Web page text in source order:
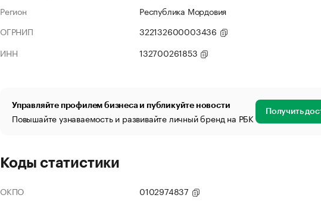
Регион
Республика Мордовия
ОГРНИП
322132600003436
ИНН
132700261853
Управляйте профилем бизнеса и публикуйте новости
Повышайте узнаваемость и развивайте личный бренд на РБК Получить
Коды статистики
ОКПО
0102974837